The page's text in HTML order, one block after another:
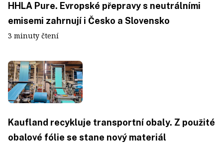
HHLA Pure. Evropské přepravy s neutrálními
emisemi zahrnují i Česko a Slovensko
3 minuty čtení
Kaufland recykluje transportní obaly. Z použité
obalové fólie se stane nový materiál